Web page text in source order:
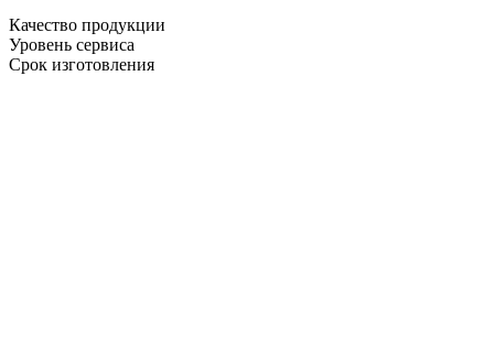
Качество продукции
Уровень сервиса
Срок изготовления